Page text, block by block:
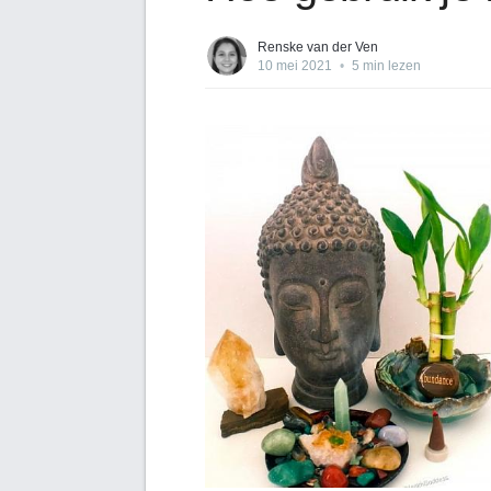
Renske van der Ven
10 mei 2021 • 5 min lezen